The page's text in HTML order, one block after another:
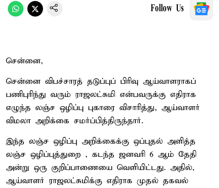
Follow Us
சென்னை,
​சென்னை விபச்சாரத் தடுப்புப் பிரிவு ஆய்வாளராகப்
பணிபுரிந்து வரும் ராஜலட்சுமி என்பவருக்கு எதிராக
எழுந்த லஞ்ச ஒழிப்பு புகாரை விசாரித்து, ஆய்வாளர்
விமலா அறிக்கை சமர்ப்பித்திருந்தார்.
​இந்த லஞ்ச ஒழிப்பு அறிக்கைக்கு ஒப்புதல் அளித்த
லஞ்ச ஒழிப்புத்துறை , கடந்த ஜனவரி 6 ஆம் தேதி
அன்று ஒரு குறிப்பாணையை வெளியிட்டது. அதில்,
ஆய்வாளர் ராஜலட்சுமிக்கு எதிராக முதல் தகவல்